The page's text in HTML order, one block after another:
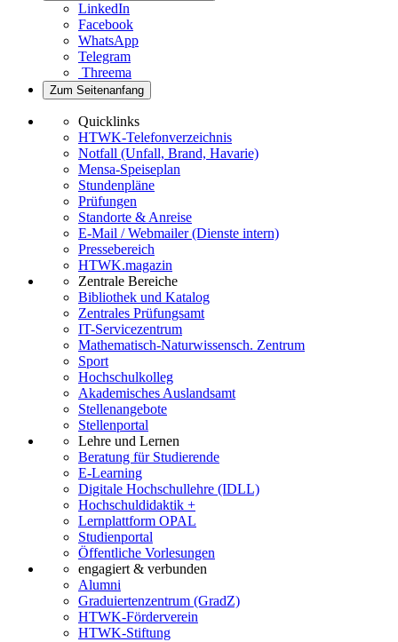
LinkedIn
Facebook
WhatsApp
Telegram
Threema
Zum Seitenanfang
Quicklinks
HTWK-Telefonverzeichnis
Notfall (Unfall, Brand, Havarie)
Mensa-Speiseplan
Stundenpläne
Prüfungen
Standorte & Anreise
E-Mail / Webmailer (Dienste intern)
Pressebereich
HTWK.magazin
Zentrale Bereiche
Bibliothek und Katalog
Zentrales Prüfungsamt
IT-Servicezentrum
Mathematisch-Naturwissensch. Zentrum
Sport
Hochschulkolleg
Akademisches Auslandsamt
Stellenangebote
Stellenportal
Lehre und Lernen
Beratung für Studierende
E-Learning
Digitale Hochschullehre (IDLL)
Hochschuldidaktik +
Lernplattform OPAL
Studienportal
Öffentliche Vorlesungen
engagiert & verbunden
Alumni
Graduiertenzentrum (GradZ)
HTWK-Förderverein
HTWK-Stiftung